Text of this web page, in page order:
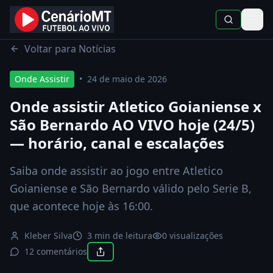
Início Notícias Onde Assistir
Voltar para Notícias
Onde Assistir • 24 de maio de 2026
Onde assistir Atletico Goianiense x
São Bernardo AO VIVO hoje (24/5)
— horário, canal e escalações
Saiba onde assistir ao jogo entre Atletico
Goianiense e São Bernardo válido pelo Serie B,
que acontece hoje às 16:00.
Kleber Silva 3 min de leitura 0 visualizações
12 comentários